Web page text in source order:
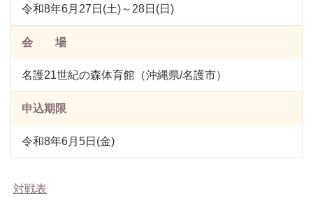
令和8年6月27日(土)～28日(日)
会 場
名護21世紀の森体育館（沖縄県/名護市）
申込期限
令和8年6月5日(金)
対戦表